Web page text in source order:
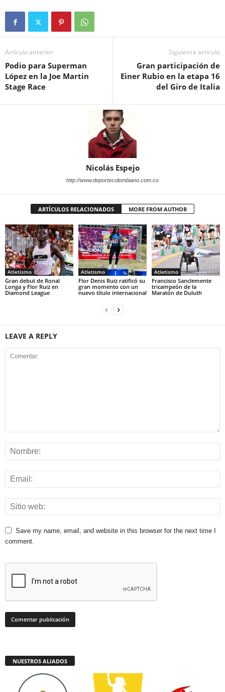
Artículo anterior
Podio para Superman
López en la Joe Martin
Stage Race
Siguiente artículo
Gran participación de
Einer Rubio en la etapa 16
del Giro de Italia
Nicolás Espejo
http://www.deportecolombiano.com.co
ARTÍCULOS RELACIONADOS MORE FROM AUTHOR
Atletismo
Gran debut de Ronal
Longa y Flor Ruiz en
Diamond League
Atletismo
Flor Denis Ruiz ratificó su
gran momento con un
nuevo título internacional
Atletismo
Francisco Sanclemente
tricampeón de la
Maratón de Duluth
LEAVE A REPLY
Save my name, email, and website in this browser for the next time I
comment.
NUESTROS ALIADOS